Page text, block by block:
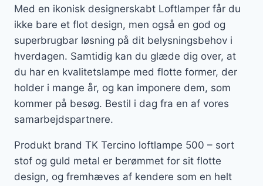
Med en ikonisk designerskabt Loftlamper får du
ikke bare et flot design, men også en god og
superbrugbar løsning på dit belysningsbehov i
hverdagen. Samtidig kan du glæde dig over, at
du har en kvalitetslampe med flotte former, der
holder i mange år, og kan imponere dem, som
kommer på besøg. Bestil i dag fra en af vores
samarbejdspartnere.
Produkt brand TK Tercino loftlampe 500 – sort
stof og guld metal er berømmet for sit flotte
design, og fremhæves af kendere som en helt